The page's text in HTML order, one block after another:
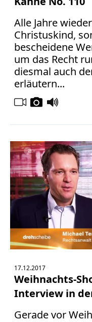
Alle Jahre
Christuskind,
bescheidene
um das Recht
diesmal auch
erläutern...
17.12.2017
Weihnachts-
Interview in
Gerade vor
Tagesspiegel
Urheberrecht
Verbraucherrecht
Volle
Kanne
WDR
Wettbewerbsrecht
ZDF
online
print